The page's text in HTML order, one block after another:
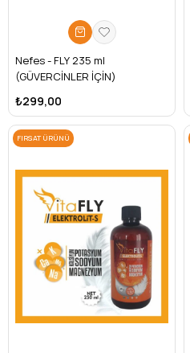
Nefes - FLY 235 ml
(GÜVERCİNLER İÇİN)
₺299,00
FIRSAT ÜRÜNÜ